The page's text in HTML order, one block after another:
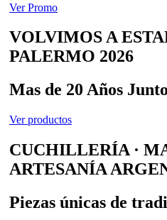
Ver Promo
VOLVIMOS A
PALERMO 2026
Mas de 20 Años
Ver productos
CUCHILLERÍA ·
ARTESANÍA
Piezas únicas de